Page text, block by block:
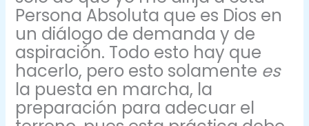
Persona Absoluta que es Dios en
un diálogo de demanda y de
aspiración. Todo esto hay que
hacerlo, pero esto solamente es
la puesta en marcha, la
preparación para adecuar el